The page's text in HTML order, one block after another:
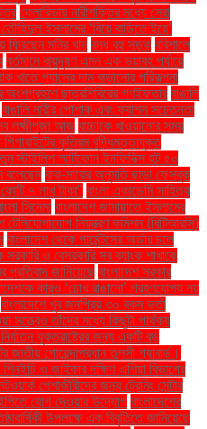
ফ্লোরিডায় নারীশক্তির মধ্যে সেরা
ইসলামের ‘বিয়ে বাড়িতে ইয়ে’
ফিরছেন মনির খান বন্ধ বহু সড়ক বরিশালে
বর্তমানে বায়ুদূষণ এমন এক ভয়াবহ পর্যায়ে
খাতে গ্যাসের দাম বাড়ানোর পরিকল্পনা
অংশগ্রহণে ছাত্রশিবিরের গণইফতার বাঙালি
বাঙালি নারীর পোশাক এবং ফ্যাশন সচেতনতা
লক্ষ্মীপূজা আজ বাচ্চাকে খাওয়ানোর সময়
গিগাবাইটের কৃত্রিম বুদ্ধিমত্তাযুক্ত
স্টাইলিশ স্মার্টফোন ইনফিনিক্স হট ৫০
বলেছেন বাবা-মায়ের অনুমতি ছাড়া ফেসবুক
কোটি ৭ লাখ টাকা" বাংলা একাডেমি সাহিত্য
সিনেমা বাংলাদেশ জামায়াতে ইসলামের
টেলিযোগাযোগ নিয়ন্ত্রণ কমিশন (বিটিআরসি)
বাংলাদেশ থেকে গার্মেন্টসের অর্ডার চলে
সরকারি ও বেসরকারি সব ব্যাংক শাখাকে
প্রতিবাদ জানিয়েছে বাংলাদেশ সরকার
কারও ‘চোখ রাঙানো’ গ্রহণযোগ্য নয়
বাংলাদেশে খুব জনপ্রিয় ৩০ রকম ভর্তা
সত্ত্বেও তাঁদের মধ্যে কিছুটা পার্থক্য
যুক্তরাষ্ট্রের জন্য একটি বড়
গোয়েন্দাপ্রধান তুলসী গ্যাবার্ড।
ও জাইকার দক্ষিণ এশিয়া বিভাগের
পেশাজীবীদের জন্য ট্রেনিং সেন্টার
যোগ দেওয়ার উদ্যোগ বাংলাদেশের
উপলক্ষে এক বিবৃতিতে জানিয়েছে